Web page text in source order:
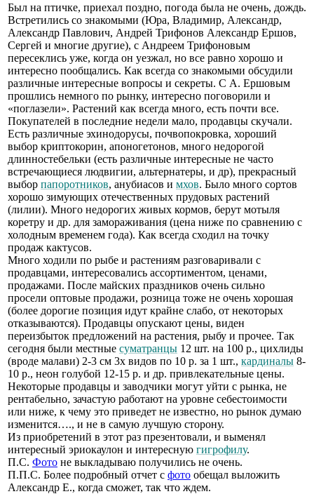
Был на птичке, приехал поздно, погода была не очень, дождь.
Встретились со знакомыми (Юра, Владимир, Александр,
Александр Павлович, Андрей Трифонов Александр Ершов,
Сергей и многие другие), с Андреем Трифоновым
пересеклись уже, когда он уезжал, но все равно хорошо и
интересно пообщались. Как всегда со знакомыми обсудили
различные интересные вопросы и секреты. С А. Ершовым
прошлись немного по рынку, интересно поговорили и
«поглазели». Растений как всегда много, есть почти все.
Покупателей в последние недели мало, продавцы скучали.
Есть различные эхинодорусы, почвопокровка, хороший
выбор криптокорин, апоногетонов, много недорогой
длинностебельки (есть различные интересные не часто
встречающиеся людвигии, альтернатеры, и др), прекрасный
выбор папоротников, анубиасов и мхов. Было много сортов
хорошо зимующих отечественных прудовых растений
(лилии). Много недорогих живых кормов, берут мотыля
коретру и др. для замораживания (цена ниже по сравнению с
холодным временем года). Как всегда сходил на точку
продаж кактусов.
Много ходили по рыбе и растениям разговаривали с
продавцами, интересовались ассортиментом, ценами,
продажами. После майских праздников очень сильно
просели оптовые продажи, розница тоже не очень хорошая
(более дорогие позиция идут крайне слабо, от некоторых
отказываются). Продавцы опускают цены, виден
переизбыток предложений на растения, рыбу и прочее. Так
сегодня были местные суматранцы 12 шт. на 100 р., цихлиды
(вроде малави) 2-3 см 3х видов по 10 р. за 1 шт., кардиналы 8-
10 р., неон голубой 12-15 р. и др. привлекательные цены.
Некоторые продавцы и заводчики могут уйти с рынка, не
рентабельно, зачастую работают на уровне себестоимости
или ниже, к чему это приведет не известно, но рынок думаю
изменится…., и не в самую лучшую сторону.
Из приобретений в этот раз презентовали, и выменял
интересный эриокаулон и интересную гигрофилу.
П.С. Фото не выкладываю получились не очень.
П.П.С. Более подробный отчет с фото обещал выложить
Александр Е., когда сможет, так что ждем.